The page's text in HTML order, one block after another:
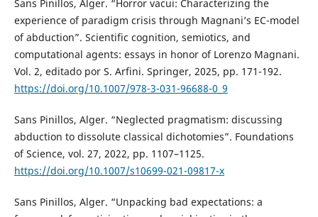
Sans Pinillos, Alger. “Horror vacui: Characterizing the
experience of paradigm crisis through Magnani’s EC-model
of abduction”. Scientific cognition, semiotics, and
computational agents: essays in honor of Lorenzo Magnani.
Vol. 2, editado por S. Arfini. Springer, 2025, pp. 171-192.
https://doi.org/10.1007/978-3-031-96688-0_9
Sans Pinillos, Alger. “Neglected pragmatism: discussing
abduction to dissolute classical dichotomies”. Foundations
of Science, vol. 27, 2022, pp. 1107–1125.
https://doi.org/10.1007/s10699-021-09817-x
Sans Pinillos, Alger. “Unpacking bad expectations: a